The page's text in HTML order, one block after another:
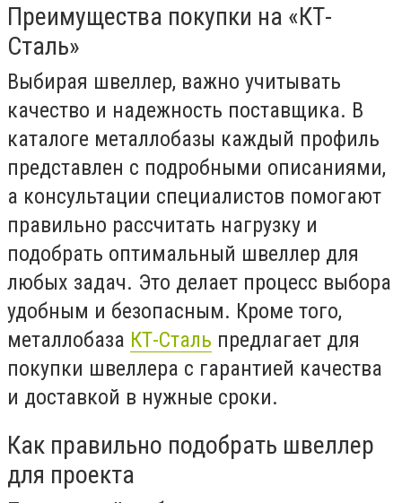
Преимущества покупки на «КТ-
Сталь»
Выбирая швеллер, важно учитывать
качество и надежность поставщика. В
каталоге металлобазы каждый профиль
представлен с подробными описаниями,
а консультации специалистов помогают
правильно рассчитать нагрузку и
подобрать оптимальный швеллер для
любых задач. Это делает процесс выбора
удобным и безопасным. Кроме того,
металлобаза КТ-Сталь предлагает для
покупки швеллера с гарантией качества
и доставкой в нужные сроки.
Как правильно подобрать швеллер
для проекта